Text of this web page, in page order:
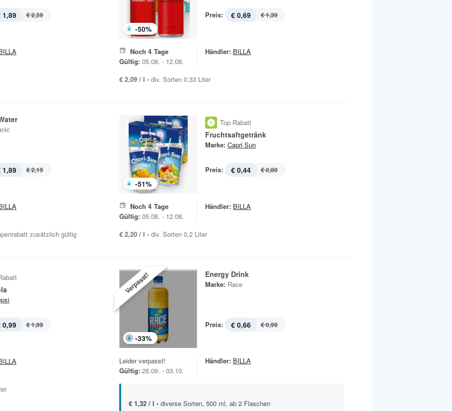
1,89 € 2,59
-50%
Preis: € 0,69 € 1,39
Noch 4 Tage
Gültig: 05.08. - 12.08.
Händler: BILLA
€ 2,09 / l - div. Sorten 0,33 Liter
1,89 € 2,19
zusätzlich gültig
-51%
Top Rabatt
Fruchtsaftgetränk
Marke: Capri Sun
Preis: € 0,44 € 0,89
Noch 4 Tage
Gültig: 05.08. - 12.08.
Händler: BILLA
€ 2,20 / l - div. Sorten 0,2 Liter
0,99 € 1,99
Verpasst!
-33%
Energy Drink
Marke: Race
Preis: € 0,66 € 0,99
Leider verpasst!
Gültig: 26.09. - 03.10.
Händler: BILLA
€ 1,32 / l - diverse Sorten, 500 ml, ab 2 Flaschen